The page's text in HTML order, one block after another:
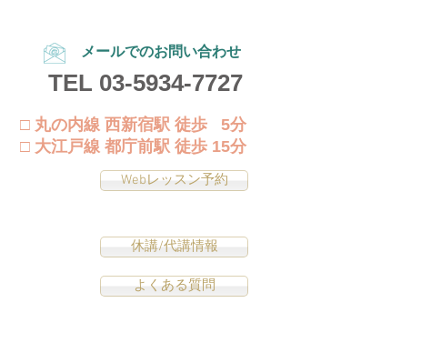
メールでのお問い合わせ
TEL 03-5934-7727
□ 丸の内線 西新宿駅 徒歩 5分
□ 大江戸線 都庁前駅 徒歩 15分
Webレッスン予約
休講/代講情報
よくある質問